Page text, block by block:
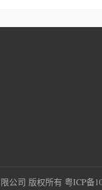
公司 版权所有 粤ICP备